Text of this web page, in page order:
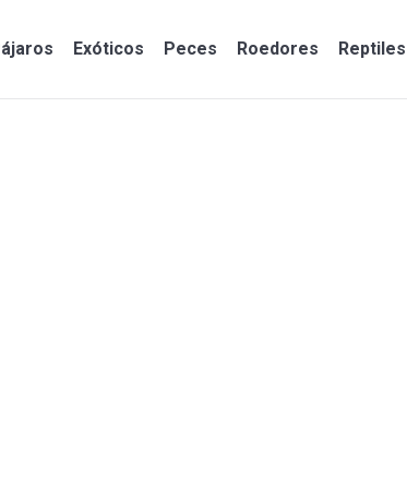
Exóticos Peces Roedores Reptiles
Exóticos Peces Roedores Reptiles